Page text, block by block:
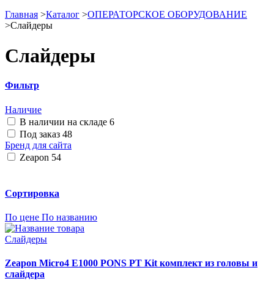
Главная >Каталог >ОПЕРАТОРСКОЕ ОБОРУДОВАНИЕ
>Слайдеры
Слайдеры
Фильтр
Наличие
В наличии на складе 6
Под заказ 48
Бренд для сайта
Zeapon 54
Сортировка
По цене По названию
Слайдеры
Zeapon Micro4 E1000 PONS PT Kit комплект из головы и
слайдера